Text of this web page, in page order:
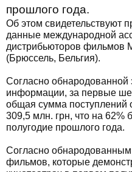
прошлого года.
Об этом свидетельствуют
данные международной
дистрибьюторов фильмов
(Брюссель, Бельгия).
Согласно обнародованной
информации, за первые
общая сумма поступлений
309,5 млн. грн, что на 62%
полугодие прошлого года.
Согласно
фильмов, которые